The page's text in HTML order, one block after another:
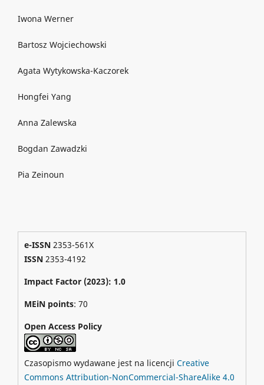
Iwona Werner
Bartosz Wojciechowski
Agata Wytykowska-Kaczorek
Hongfei Yang
Anna Zalewska
Bogdan Zawadzki
Pia Zeinoun
e-ISSN2353-561X
ISSN2353-4192
Impact Factor (2023): 1.0
MEiN points: 70
Open Access Policy
Czasopismo wydawane jest na licencji Creative
Commons Attribution-NonCommercial-ShareAlike 4.0